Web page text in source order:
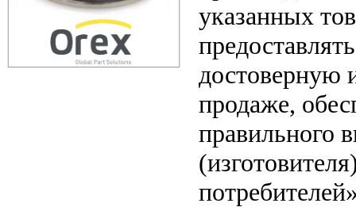
указанных
достоверную
продаже,
правильного